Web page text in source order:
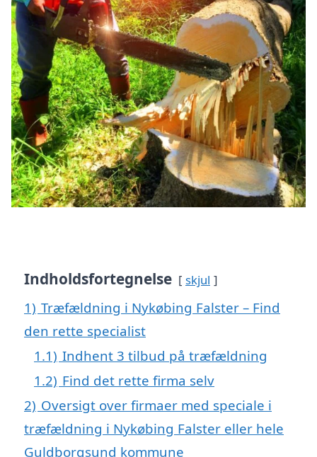
Indholdsfortegnelse skjul
1) Træfældning i Nykøbing Falster – Find
den rette specialist
1.1) Indhent 3 tilbud på træfældning
1.2) Find det rette firma selv
2) Oversigt over firmaer med speciale i
træfældning i Nykøbing Falster eller hele
Guldborgsund kommune